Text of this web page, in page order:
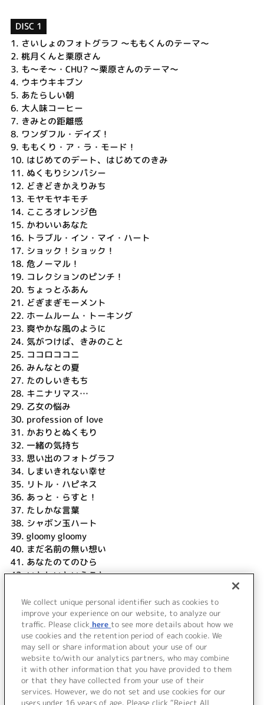
DISC 1
1. さいしょのフォトグラフ ～ももくんのテーマ～
2. 桃月くんと栗原さん
3. も～そ～・CHU? ～栗原さんのテーマ～
4. ウキウキキブン
5. あたらしい朝
6. 大人味コーヒー
7. きみとの距離感
8. ワンダフル・デイズ！
9. ももくり・ア・ラ・モード！
10. はじめてのデート、はじめてのきみ
11. ぬくもりシンパシー
12. どきどきかえりみち
13. モヤモヤキモチ
14. こころオレンジ色
15. かわいいあなた
16. トラブル・イン・マイ・ハート
17. ショック！ショック！
18. 危ノーマル！
19. コレクションのピンチ！
20. ちょっとふあん
21. どぎまぎモーメント
22. ホームルーム・トーキング
23. 爽やかな風のように
24. 気がつけば、きみのこと
25. ココロココニ
26. みんなとの夏
27. たのしいきもち
28. キニナリマス…
29. 乙女の悩み
30. profession of love
31. かおりとぬくもり
32. 一緒の気持ち
33. 思い出のフォトグラフ
34. しまいきれない幸せ
35. リトル・ハピネス
36. あっと・らすと！
37. たしかな言葉
38. シャボン玉ハート
39. gloomy gloomy
40. まだ名前の無い想い
41. あなたのてのひら
42.いとしいということ
44.君について知っているコト
45. name of “love”
＜ BACK
We collect unique personal identifier such as cookies to
improve your experience on our website, to analyze our
traffic. Please click here to see more details about how we
use cookies and the retention period of each cookie. We
may sell or share information about your use of our
website to/with our analytics partners, who may combine
it with other information that you have provided to them
or that they have collected from your use of their
services. However, we do not set and use cookies for our
users under 16 years of age. Please click “Reject All